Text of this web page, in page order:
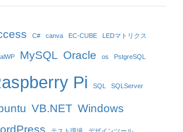
C# canva EC-CUBE LEDマトリクス
MySQL Oracle os PstgreSQL
Pi SQL SQLServer
VB.NET Windows
テスト環境 デザインツール